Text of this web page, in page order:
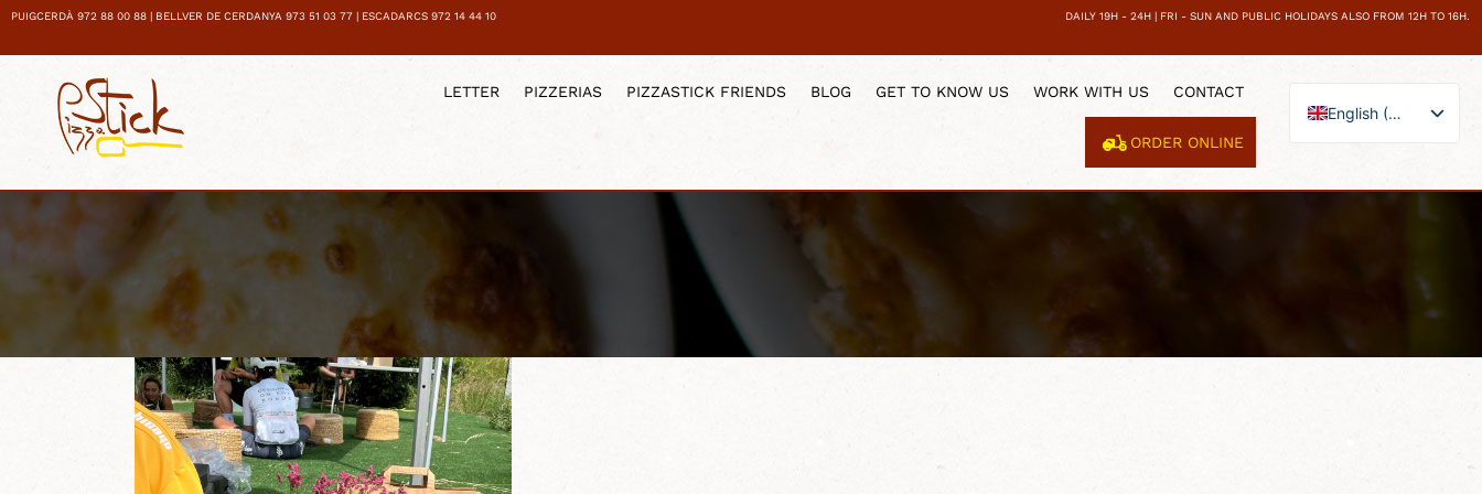
PUIGCERDÀ 972 88 00 88 | BELLVER DE CERDANYA 973 51 03 77 | ESCADARCS 972 14 44 10 DAILY 19H - 24H | FRI - SUN AND PUBLIC HOLIDAYS ALSO FROM 12H TO 16H.
LETTER PIZZERIAS PIZZASTICK FRIENDS BLOG GET TO KNOW US WORK WITH US CONTACT
ORDER ONLINE
English (UK)
Català